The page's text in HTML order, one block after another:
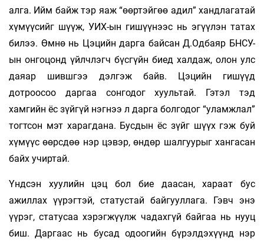
алга. Ийм байж тэр яаж “өөртэйгөө адил” хандлагатай
хүмүүсийг шүүж, УИХ-ын гишүүнээс нь эгүүлэн татах
билээ. Өмнө нь Цэцийн дарга байсан Д.Одбаяр БНСУ-
ын онгоцонд үйлчлэгч бүсгүйн биед халдаж, олон улс
даяар шившгээ дэлгэж байв. Цэцийн гишүүд
дотроосоо даргаа сонгодог хуультай. Гэтэл тэд
хамгийн ёс зүйгүй нэгнээ л дарга болгодог “уламжлал”
тогтсон мэт харагдана. Бусдын ёс зүйг шүүх гэж буй
хүмүүс өөрсдөө нэр цэвэр, өндөр шалгуурыг хангасан
байх учиртай.
Үндсэн хуулийн цэц бол бие даасан, хараат бус
ажиллах үүрэгтэй, статустай байгууллага. Гэвч энэ
үүрэг, статусаа хэрэгжүүлж чадахгүй байгаа нь нууц
биш. Даргаас нь бусад одоогийн бүрэлдэхүүнд нэр